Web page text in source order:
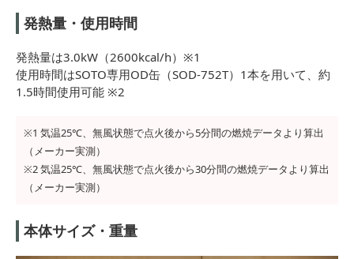
発熱量・使用時間
発熱量は3.0kW（2600kcal/h）※1
使用時間はSOTO専用OD缶（SOD-752T）1本を用いて、約
1.5時間使用可能 ※2
※1 気温25℃、無風状態で点火後から5分間の燃焼データより算出
（メーカー実測）
※2 気温25℃、無風状態で点火後から30分間の燃焼データより算出
（メーカー実測）
本体サイズ・重量